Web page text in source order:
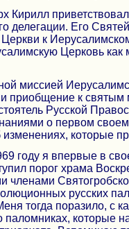
Кирилл
делегации. Его
к
Церковь как
миссией
приобщение к святым
Русской
о первом
которые
году я впервые в
порог храма
членами
русских
тогда поразило, с
паломниках, которые